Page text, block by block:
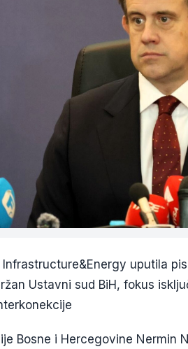
Infrastructure&Energy uputila
Ustavni sud BiH, fokus
Bosne i Hercegovine Nermin